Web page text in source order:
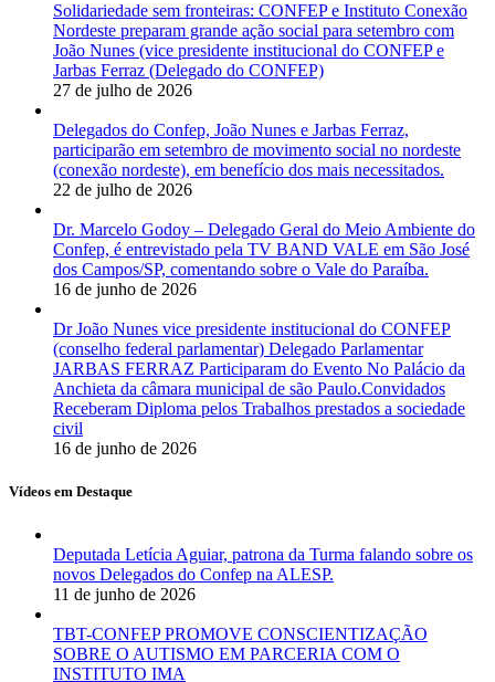
Solidariedade sem fronteiras: CONFEP e Instituto Conexão
Nordeste preparam grande ação social para setembro com
João Nunes (vice presidente institucional do CONFEP e
Jarbas Ferraz (Delegado do CONFEP)
27 de julho de 2026
Delegados do Confep, João Nunes e Jarbas Ferraz,
participarão em setembro de movimento social no nordeste
(conexão nordeste), em benefício dos mais necessitados.
22 de julho de 2026
Dr. Marcelo Godoy – Delegado Geral do Meio Ambiente do
Confep, é entrevistado pela TV BAND VALE em São José
dos Campos/SP, comentando sobre o Vale do Paraíba.
16 de junho de 2026
Dr João Nunes vice presidente institucional do CONFEP
(conselho federal parlamentar) Delegado Parlamentar
JARBAS FERRAZ Participaram do Evento No Palácio da
Anchieta da câmara municipal de são Paulo.Convidados
Receberam Diploma pelos Trabalhos prestados a sociedade
civil
16 de junho de 2026
Vídeos em Destaque
Deputada Letícia Aguiar, patrona da Turma falando sobre os
novos Delegados do Confep na ALESP.
11 de junho de 2026
TBT-CONFEP PROMOVE CONSCIENTIZAÇÃO
SOBRE O AUTISMO EM PARCERIA COM O
INSTITUTO IMA